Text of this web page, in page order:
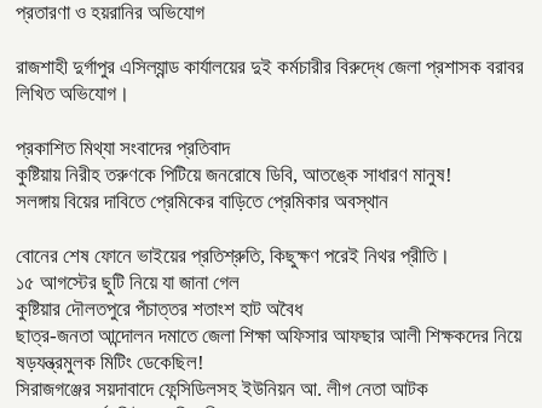
প্রতারণা ও হয়রানির অভিযোগ
রাজশাহী দুর্গাপুর এসিল্যান্ড কার্যালয়ের দুই কর্মচারীর বিরুদ্ধে জেলা প্রশাসক বরাবর
লিখিত অভিযোগ।
প্রকাশিত মিথ্যা সংবাদের প্রতিবাদ
কুষ্টিয়ায় নিরীহ তরুণকে পিটিয়ে জনরোষে ডিবি, আতঙ্কে সাধারণ মানুষ!
সলঙ্গায় বিয়ের দাবিতে প্রেমিকের বাড়িতে প্রেমিকার অবস্থান
বোনের শেষ ফোনে ভাইয়ের প্রতিশ্রুতি, কিছুক্ষণ পরেই নিথর প্রীতি।
১৫ আগস্টের ছুটি নিয়ে যা জানা গেল
কুষ্টিয়ার দৌলতপুরে পঁচাত্তর শতাংশ হাট অবৈধ
ছাত্র-জনতা আন্দোলন দমাতে জেলা শিক্ষা অফিসার আফছার আলী শিক্ষকদের নিয়ে
ষড়যন্ত্রমুলক মিটিং ডেকেছিল!
সিরাজগঞ্জের সয়দাবাদে ফেন্সিডিলসহ ইউনিয়ন আ. লীগ নেতা আটক